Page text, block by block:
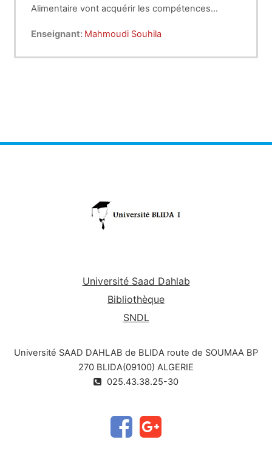
Alimentaire vont acquérir les compétences
qualité sensorielle des aliments.
Enseignant: Mahmoudi Souhila
Université Saad Dahlab
Bibliothèque
SNDL
Université SAAD DAHLAB de BLIDA route de SOUMAA BP
270 BLIDA(09100) ALGERIE
025.43.38.25-30